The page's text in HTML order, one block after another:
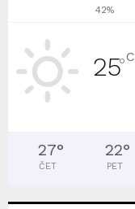
42%
25°C
27°
ČET
22°
PET